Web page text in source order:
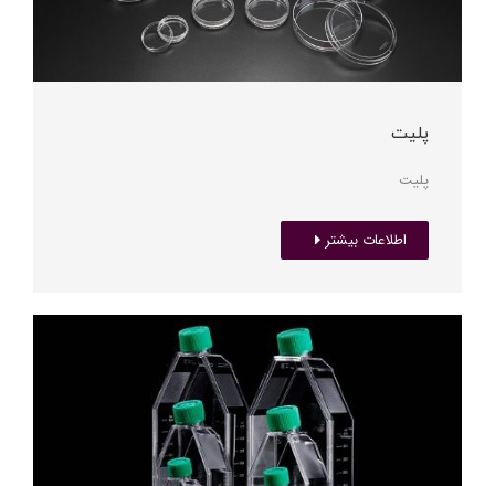
پلیت
پلیت
اطلاعات بیشتر